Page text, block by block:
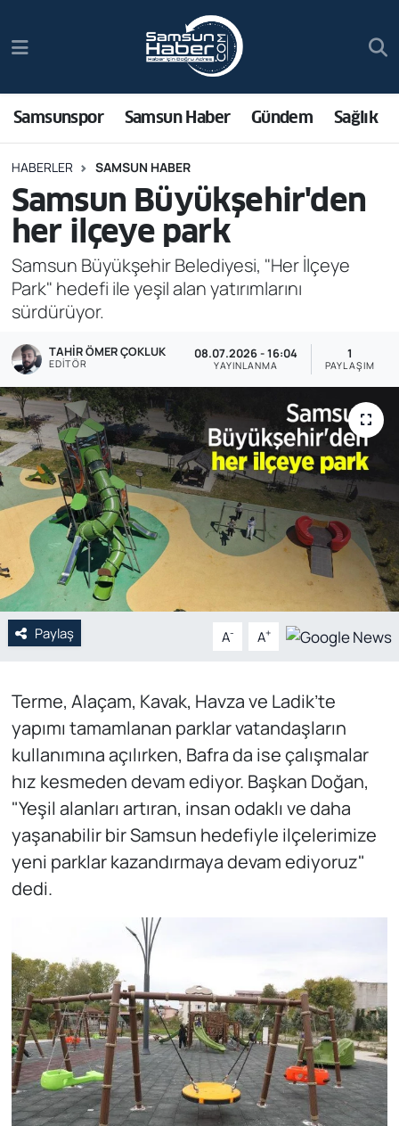
Samsunspor Samsun Haber Gündem Sağlık
HABERLER SAMSUN HABER
Samsun Büyükşehir'den
her ilçeye park
Samsun Büyükşehir Belediyesi, "Her İlçeye
Park" hedefi ile yeşil alan yatırımlarını
sürdürüyor.
TAHIR ÖMER ÇOKLUK
EDITÖR
08.07.2026 - 16:04
YAYINLANMA
1
PAYLAŞIM
Paylaş A- A+
Terme, Alaçam, Kavak, Havza ve Ladik’te
yapımı tamamlanan parklar vatandaşların
kullanımına açılırken, Bafra da ise çalışmalar
hız kesmeden devam ediyor. Başkan Doğan,
"Yeşil alanları artıran, insan odaklı ve daha
yaşanabilir bir Samsun hedefiyle ilçelerimize
yeni parklar kazandırmaya devam ediyoruz"
dedi.
Samsun Haber
Sağlık
Asayiş
Bilim ve Teknoloji
Bölge
Dünya
Ekonomi
Genel
Gündem
Özel Haber
POLİTİKA
Siyaset
Web Tv
Yerel
Trafik Durumu
Süper Lig Puan Durumu ve Fikstür
Tüm Manşetler
Son Dakika Haberleri
Haber Arşivi